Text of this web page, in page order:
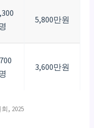
5,800만원
3,600만원
, 2025